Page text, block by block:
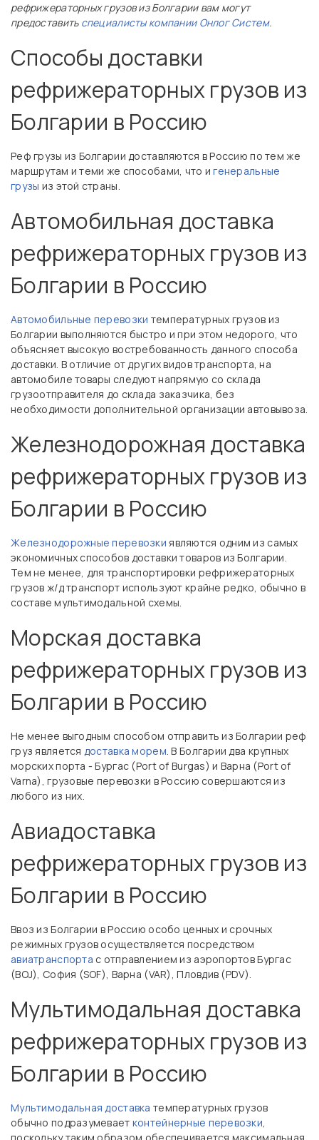
рефрижераторных грузов из Болгарии вам могут
предоставить специалисты компании Онлог Систем.
Способы доставки
рефрижераторных грузов из
Болгарии в Россию
Реф грузы из Болгарии доставляются в Россию по тем же
маршрутам и теми же способами, что игенеральные
грузы из этой страны.
Автомобильная доставка
рефрижераторных грузов из
Болгарии в Россию
Автомобильные перевозки температурных грузов из
Болгарии выполняются быстро и при этом недорого, что
объясняет высокую востребованность данного способа
доставки. В отличие от других видов транспорта, на
автомобиле товары следуют напрямую со склада
грузоотправителя до склада заказчика, без
необходимости дополнительной организации автовывоза.
Железнодорожная доставка
рефрижераторных грузов из
Болгарии в Россию
Железнодорожные перевозки являются одним из самых
экономичных способов доставки товаров из Болгарии.
Тем не менее, для транспортировки рефрижераторных
грузов ж/д транспорт используют крайне редко, обычно в
составе мультимодальной схемы.
Морская доставка
рефрижераторных грузов из
Болгарии в Россию
Не менее выгодным способом отправить из Болгарии реф
груз является доставка морем. В Болгарии два крупных
морских порта - Бургас (Port of Burgas) и Варна (Port of
Varna), грузовые перевозки в Россию совершаются из
любого из них.
Авиадоставка
рефрижераторных грузов из
Болгарии в Россию
Ввоз из Болгарии в Россию особо ценных и срочных
режимных грузов осуществляется посредством
авиатранспорта с отправлением из аэропортов Бургас
(BOJ), София (SOF), Варна (VAR), Пловдив (PDV).
Мультимодальная доставка
рефрижераторных грузов из
Болгарии в Россию
Мультимодальная доставка температурных грузов
обычно подразумевает контейнерные перевозки,